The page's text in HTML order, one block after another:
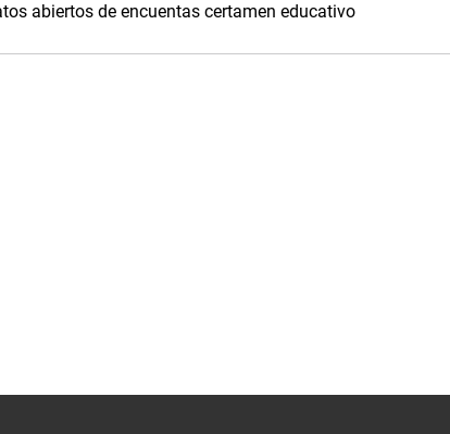
abiertos de encuentas certamen educativo